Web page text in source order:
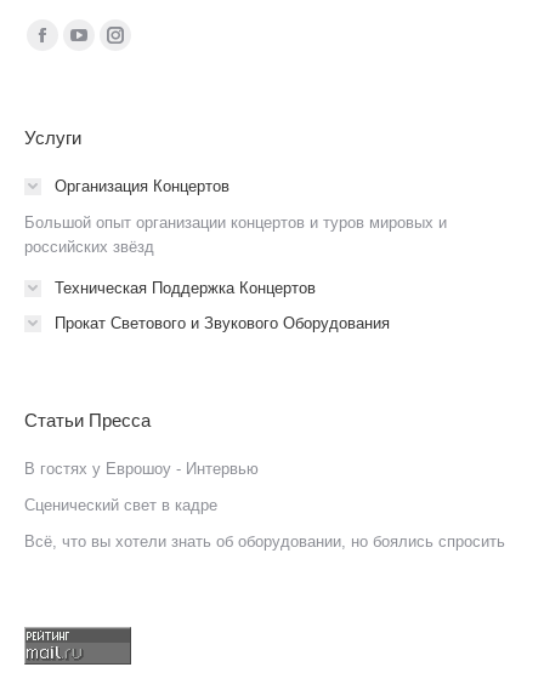
Ищите нас:
Страница
в
Страница
в
Страница
Услуги
Организация Концертов
Большой опыт организации концертов и туров мировых и
российских звёзд
Техническая Поддержка Концертов
Прокат Светового и Звукового Оборудования
Статьи Пресса
В гостях у Еврошоу - Интервью
Сценический свет в кадре
Всё, что вы хотели знать об оборудовании, но боялись спросить